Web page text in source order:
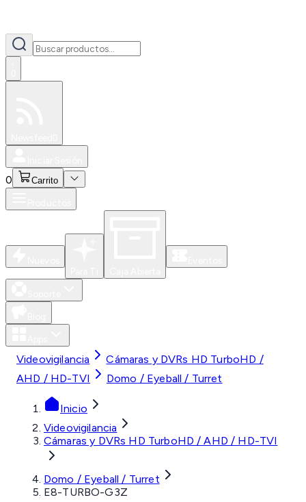
0 Carrito
Videovigilancia
Cámaras y DVRs HD TurboHD /
AHD / HD-TVI
Domo / Eyeball / Turret
Inicio
Videovigilancia
Cámaras y DVRs HD TurboHD / AHD / HD-TVI
Domo / Eyeball / Turret
E8-TURBO-G3Z